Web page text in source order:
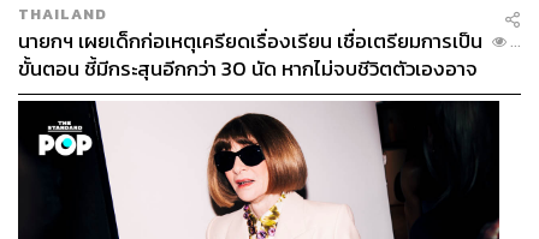
THAILAND
นายกฯ เผยเด็กก่อเหตุเครียดเรื่องเรียน เชื่อเตรียมการเป็น
ขั้นตอน ชี้มีกระสุนอีกกว่า 30 นัด หากไม่จบชีวิตตัวเองอาจ
สูญเสียเพิ่ม
...